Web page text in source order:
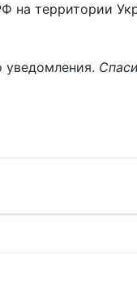
на территории
уведомления.